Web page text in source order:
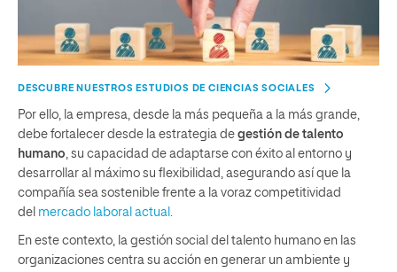
DESCUBRE NUESTROS ESTUDIOS DE CIENCIAS SOCIALES
Por ello, la empresa, desde la más pequeña a la más grande,
debe fortalecer desde la estrategia de gestión de talento
humano , su capacidad de adaptarse con éxito al entorno y
desarrollar al máximo su flexibilidad, asegurando así que la
compañía sea sostenible frente a la voraz competitividad
del mercado laboral actual
En este contexto, la gestión social del talento humano en las
organizaciones centra su acción en generar un ambiente y